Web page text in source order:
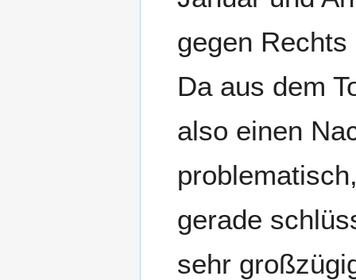
gegen
Da aus dem
also einen
gerade
sehr